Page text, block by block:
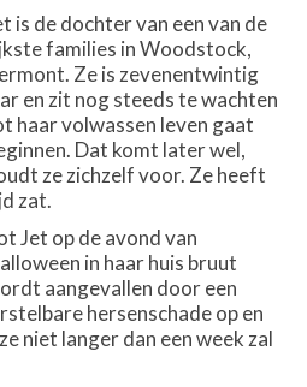
is de dochter van een van de
families in Woodstock,
Ze is zevenentwintig
en zit nog steeds te wachten
haar volwassen leven gaat
Dat komt later wel,
ze zichzelf voor. Ze heeft
zat.
Jet op de avond van
in haar huis bruut
aangevallen door een
hersenschade op en
niet langer dan een week zal